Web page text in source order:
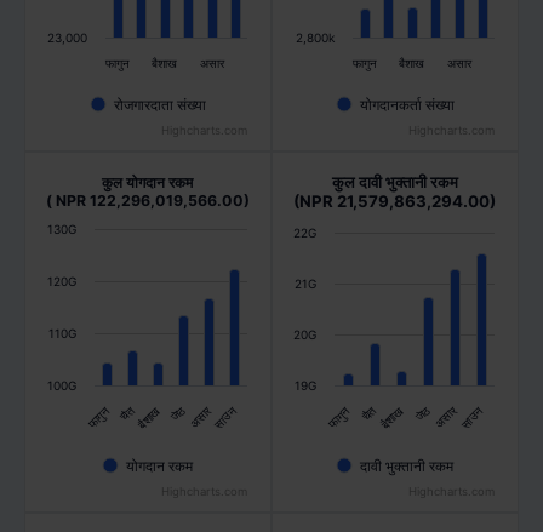
रोजगारदाता संख्या
फागुन बैशाख असार
23,000
Highcharts.com
योगदानकर्ता संख्या
फागुन बैशाख असार
2,800k
Highcharts.com
कुल योगदान रकम
( NPR 122,296,019,566.00)
योगदान रकम
फागुन चैतबैशाख जेठ असारसाउन
100G
110G
120G
130G
Highcharts.com
कुल दावी भुक्तानी रकम
(NPR 21,579,863,294.00)
दावी भुक्तानी रकम
फागुन चैत बैशाख जेठ असारसाउन
19G
20G
21G
22G
Highcharts.com